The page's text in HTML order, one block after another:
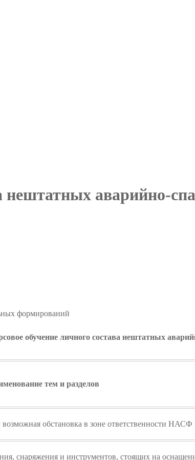
нештатных аварийно-
формирований
обучение личного состава нештатных
тем и разделов
обстановка в зоне ответственности НАСФ
снаряжения и инструментов, стоящих на